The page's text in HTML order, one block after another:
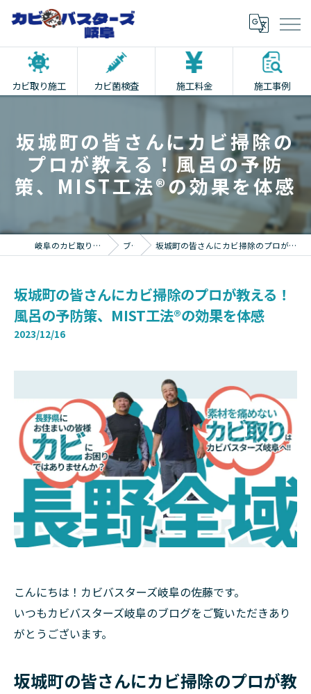
カビ取り施工 カビ菌検査 施工料金 施工事例
坂城町の皆さんにカビ掃除の
プロが教える！風呂の予防
策、MIST工法®の効果を体感
岐阜のカビ取りならカビバスターズ岐阜 ブログ 坂城町の皆さんにカビ掃除のプロが教える！風呂の予防策、MIST工法®の効果を体感
坂城町の皆さんにカビ掃除のプロが教える！
風呂の予防策、MIST工法®の効果を体感
2023/12/16
こんにちは！カビバスターズ岐阜の佐藤です。
いつもカビバスターズ岐阜のブログをご覧いただきあり
がとうございます。
坂城町の皆さんにカビ掃除のプロが教